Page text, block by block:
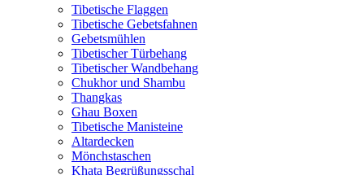
Tibetische Flaggen
Tibetische Gebetsfahnen
Gebetsmühlen
Tibetischer Türbehang
Tibetischer Wandbehang
Chukhor und Shambu
Thangkas
Ghau Boxen
Tibetische Manisteine
Altardecken
Mönchstaschen
Khata Begrüßungsschal